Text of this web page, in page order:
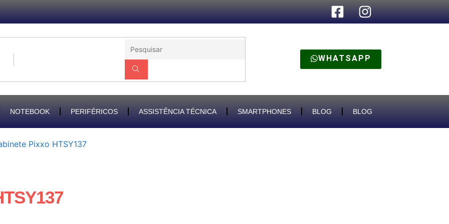
WHATSAPP
NOTEBOOK PERIFÉRICOS ASSISTÊNCIA TÉCNICA SMARTPHONES BLOG BLOG
Pixxo HTSY137